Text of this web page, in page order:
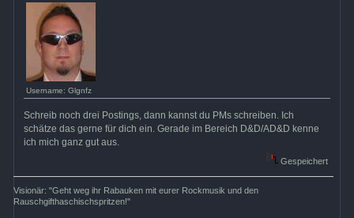
Username: Glgnfz
Schreib noch drei Postings, dann kannst du PMs schreiben. Ich
schätze das gerne für dich ein. Gerade im Bereich D&D/AD&D kenne
ich mich ganz gut aus.
Gespeichert
Visionär: "Geht weg ihr Rabauken mit eurer Rockmusik und den
Rauschgifthaschischspritzen!"